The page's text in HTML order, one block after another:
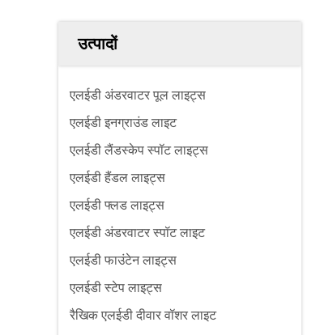
उत्पादों
एलईडी अंडरवाटर पूल लाइट्स
एलईडी इनग्राउंड लाइट
एलईडी लैंडस्केप स्पॉट लाइट्स
एलईडी हैंडल लाइट्स
एलईडी फ्लड लाइट्स
एलईडी अंडरवाटर स्पॉट लाइट
एलईडी फाउंटेन लाइट्स
एलईडी स्टेप लाइट्स
रैखिक एलईडी दीवार वॉशर लाइट